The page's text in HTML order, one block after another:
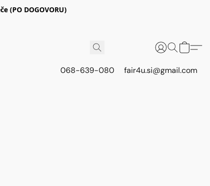
(PO DOGOVORU)
068-639-080 fair4u.si@gmail.com